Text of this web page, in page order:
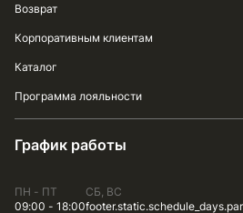
Возврат
Корпоративным клиентам
Каталог
Программа лояльности
График работы
ПН - ПТ
09:00 - 18:00
СБ, ВС